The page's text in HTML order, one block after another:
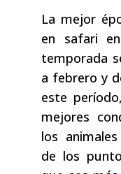
La mejor
en safari
temporada
a febrero y
este
mejores
los
de los